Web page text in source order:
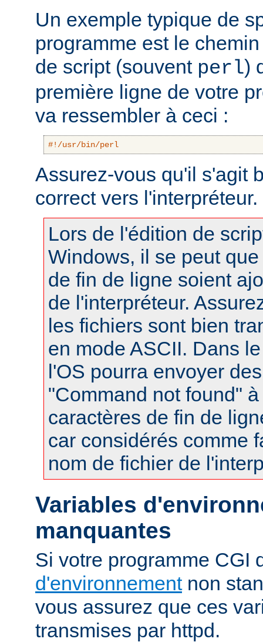
Un exemple typique de
programme est le
de script (souvent perl)
première ligne de votre
va ressembler à ceci :
#!/usr/bin/perl
Assurez-vous qu'il s'agit
correct vers l'interpréteur.
Lors de l'édition de
Windows, il se peut
de fin de ligne soient
de l'interpréteur.
les fichiers sont bien
en mode ASCII. Dans
l'OS pourra envoyer
"Command not found"
caractères de fin de
car considérés comme
nom de fichier de
Variables
manquantes
Si votre programme CGI
d'environnementnon
vous assurez que ces
transmises par httpd.